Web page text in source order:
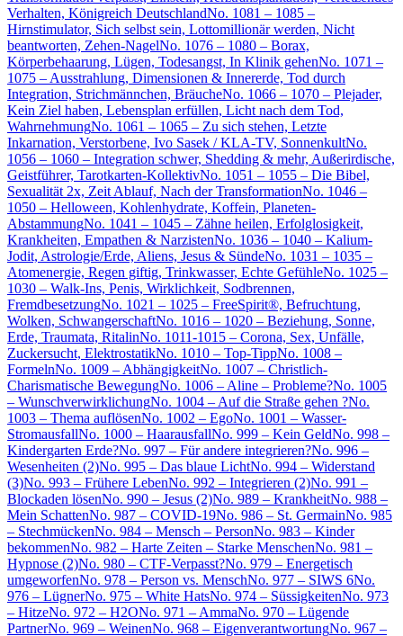
Verhalten, Königreich DeutschlandNo. 1081 – 1085 –
Hirnstimulator, Sich selbst sein, Lottomillionär werden, Nicht
beantworten, Zehen-NagelNo. 1076 – 1080 – Borax,
Körperbehaarung, Lügen, Todesangst, In Klinik gehenNo. 1071 –
1075 – Ausstrahlung, Dimensionen & Innererde, Tod durch
Integration, Strichmännchen, BräucheNo. 1066 – 1070 – Plejader,
Kein Ziel haben, Lebensplan erfüllen, Licht nach dem Tod,
WahrnehmungNo. 1061 – 1065 – Zu sich stehen, Letzte
Inkarnation, Verstorbene, Ivo Sasek / KLA-TV, SonnenkultNo.
1056 – 1060 – Integration schwer, Shedding & mehr, Außerirdische,
Geistführer, Tarotkarten-KollektivNo. 1051 – 1055 – Die Bibel,
Sexualität 2x, Zeit Ablauf, Nach der TransformationNo. 1046 –
1050 – Helloween, Kohlenhydrate, Koffein, Planeten-
AbstammungNo. 1041 – 1045 – Zähne heilen, Erfolglosigkeit,
Krankheiten, Empathen & NarzistenNo. 1036 – 1040 – Kalium-
Jodit, Astrologie/Erde, Aliens, Jesus & SündeNo. 1031 – 1035 –
Atomenergie, Regen giftig, Trinkwasser, Echte GefühleNo. 1025 –
1030 – Walk-Ins, Penis, Wirklichkeit, Sodbrennen,
FremdbesetzungNo. 1021 – 1025 – FreeSpirit®, Befruchtung,
Wolken, SchwangerschaftNo. 1016 – 1020 – Beziehung, Sonne,
Erde, Traumata, RitalinNo. 1011-1015 – Corona, Sex, Unfälle,
Zuckersucht, ElektrostatikNo. 1010 – Top-TippNo. 1008 –
FormelnNo. 1009 – AbhängigkeitNo. 1007 – Christlich-
Charismatische BewegungNo. 1006 – Aline – Probleme?No. 1005
– WunschverwirklichungNo. 1004 – Auf die Straße gehen ?No.
1003 – Thema auflösenNo. 1002 – EgoNo. 1001 – Wasser-
StromausfallNo. 1000 – HaarausfallNo. 999 – Kein GeldNo. 998 –
Kindergarten Erde?No. 997 – Für andere integrieren?No. 996 –
Wesenheiten (2)No. 995 – Das blaue LichtNo. 994 – Widerstand
(3)No. 993 – Frühere LebenNo. 992 – Integrieren (2)No. 991 –
Blockaden lösenNo. 990 – Jesus (2)No. 989 – KrankheitNo. 988 –
Mein SchattenNo. 987 – COVID-19No. 986 – St. GermainNo. 985
– StechmückenNo. 984 – Mensch – PersonNo. 983 – Kinder
bekommenNo. 982 – Harte Zeiten – Starke MenschenNo. 981 –
Hypnose (2)No. 980 – CTF-Verpasst?No. 979 – Energetisch
umgeworfenNo. 978 – Person vs. MenschNo. 977 – SIWS 6No.
976 – LügnerNo. 975 – White HatsNo. 974 – SüssigkeitenNo. 973
– HitzeNo. 972 – H2ONo. 971 – AmmaNo. 970 – Lügende
PartnerNo. 969 – WeinenNo. 968 – EigenverantwortungNo. 967 –